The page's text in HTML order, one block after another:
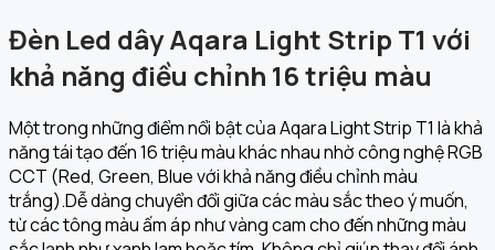
Đèn Led dây Aqara Light Strip T1 với
khả năng điều chỉnh 16 triệu màu
Một trong những điểm nổi bật của Aqara Light Strip T1 là khả
năng tái tạo đến 16 triệu màu khác nhau nhờ công nghệ RGB
CCT (Red, Green, Blue với khả năng điều chỉnh màu
trắng).Dễ dàng chuyển đổi giữa các màu sắc theo ý muốn,
từ các tông màu ấm áp như vàng cam cho đến những màu